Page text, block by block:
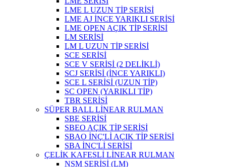
LME L UZUN TİP SERİSİ
LME AJ İNCE YARIKLI SERİSİ
LME OPEN AÇIK TİP SERİSİ
LM SERİSİ
LM L UZUN TİP SERİSİ
SCE SERİSİ
SCE V SERİSİ (2 DELİKLİ)
SCJ SERİSİ (İNCE YARIKLI)
SCE L SERİSİ (UZUN TİP)
SC OPEN (YARIKLI TİP)
TBR SERİSİ
SÜPER BALL LİNEAR RULMAN
SBE SERİSİ
SBEO AÇIK TİP SERİSİ
SBAO İNÇ'Lİ AÇIK TİP SERİSİ
SBA İNÇ'Lİ SERİSİ
ÇELİK KAFESLİ LİNEAR RULMAN
NSM SERİSİ (LM)